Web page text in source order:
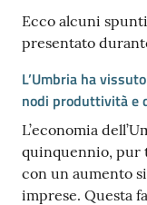
Ecco alcuni
presentato
L’Umbria ha
nodi produttività e
L’economia
quinquennio, pur
con un aumento
imprese. Questa